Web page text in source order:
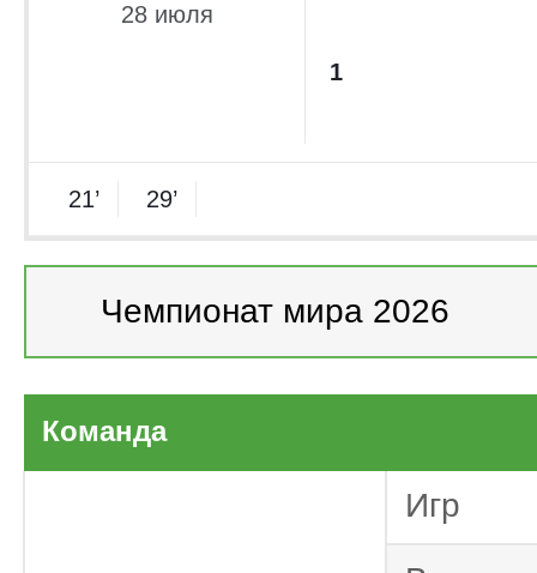
28 июля
1
21’ 29’
Чемпионат мира 2026
Команда
Игр